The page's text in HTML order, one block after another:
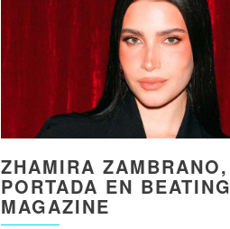
ZHAMIRA ZAMBRANO,
PORTADA EN BEATING
MAGAZINE